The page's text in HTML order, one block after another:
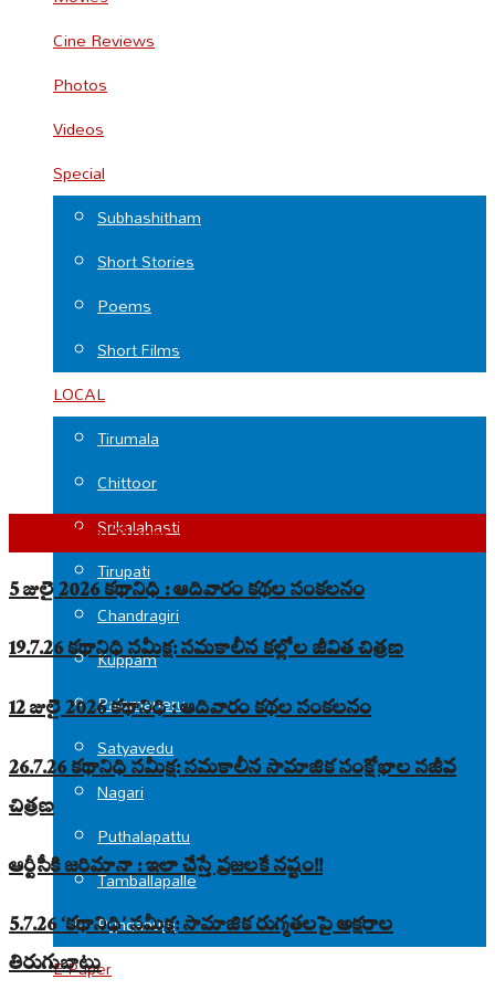
Cine Reviews
Photos
Videos
Special
Subhashitham
Short Stories
Poems
Short Films
LOCAL
Tirumala
Chittoor
Srikalahasti
Tirupati
Chandragiri
Kuppam
Palamaneru
Satyavedu
Nagari
Puthalapattu
Tamballapalle
Punganuru
E-Paper
Top Read Stories
5 జులై 2026 కథానిధి : ఆదివారం కథల సంకలనం
19.7.26 కథానిధి సమీక్ష: సమకాలీన కల్లోల జీవిత చిత్రణ
12 జులై 2026 కథానిధి : ఆదివారం కథల సంకలనం
26.7.26 కథానిధి సమీక్ష: సమకాలీన సామాజిక సంక్షోభాల సజీవ
చిత్రణ
ఆర్టీసీకి జరిమానా : ఇలా చేస్తే ప్రజలకే నష్టం!!
5.7.26 ‘కథానిధి’ సమీక్ష: సామాజిక రుగ్మతలపై అక్షరాల
తిరుగుబాటు